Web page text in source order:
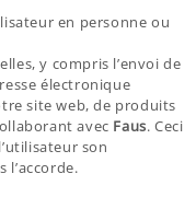
en personne ou
y compris l’envoi de
électronique
site web, de produits
avec Faus. Ceci
son
l’accorde.